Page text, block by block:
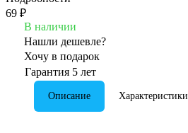
69 ₽
В наличии
Нашли дешевле?
Хочу в подарок
Гарантия 5 лет
Описание Характеристики